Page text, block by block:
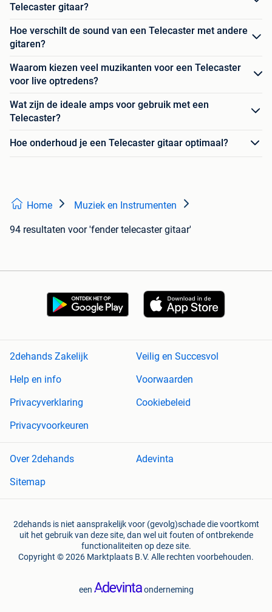
Telecaster gitaar?
Hoe verschilt de sound van een Telecaster met andere
gitaren?
Waarom kiezen veel muzikanten voor een Telecaster
voor live optredens?
Wat zijn de ideale amps voor gebruik met een
Telecaster?
Hoe onderhoud je een Telecaster gitaar optimaal?
Home Muziek en Instrumenten
94 resultaten voor 'fender telecaster gitaar'
2dehands Zakelijk
Veilig en Succesvol
Help en info
Voorwaarden
Privacyverklaring
Cookiebeleid
Privacyvoorkeuren
Over 2dehands
Adevinta
Sitemap
2dehands is niet aansprakelijk voor (gevolg)schade die voortkomt
uit het gebruik van deze site, dan wel uit fouten of ontbrekende
functionaliteiten op deze site.
Copyright © 2026 Marktplaats B.V. Alle rechten voorbehouden.
een onderneming